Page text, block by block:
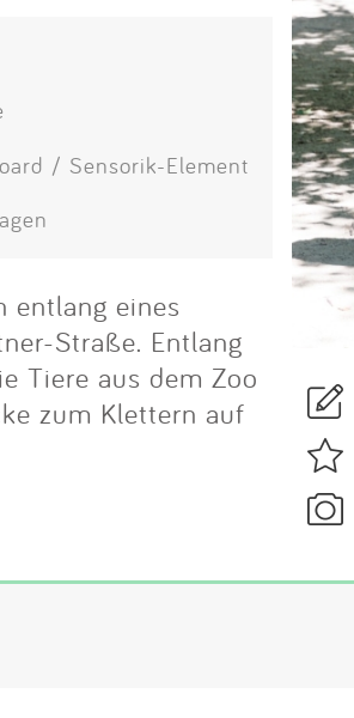
/ Sensorik-Element
entlang eines
Straße. Entlang
Tiere aus dem Zoo
zum Klettern auf